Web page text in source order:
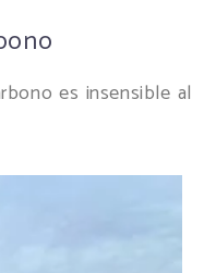
es insensible al